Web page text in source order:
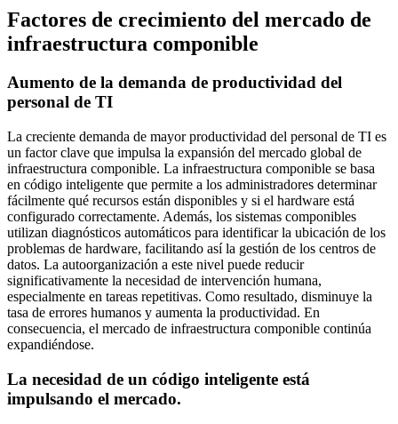
Factores de crecimiento del mercado de
infraestructura componible
Aumento de la demanda de productividad del
personal de TI
La creciente demanda de mayor productividad del personal de TI es
un factor clave que impulsa la expansión del mercado global de
infraestructura componible. La infraestructura componible se basa
en código inteligente que permite a los administradores determinar
fácilmente qué recursos están disponibles y si el hardware está
configurado correctamente. Además, los sistemas componibles
utilizan diagnósticos automáticos para identificar la ubicación de los
problemas de hardware, facilitando así la gestión de los centros de
datos. La autoorganización a este nivel puede reducir
significativamente la necesidad de intervención humana,
especialmente en tareas repetitivas. Como resultado, disminuye la
tasa de errores humanos y aumenta la productividad. En
consecuencia, el mercado de infraestructura componible continúa
expandiéndose.
La necesidad de un código inteligente está
impulsando el mercado.